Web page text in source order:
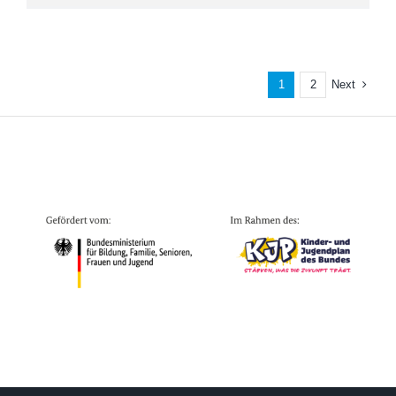
1 2 Next